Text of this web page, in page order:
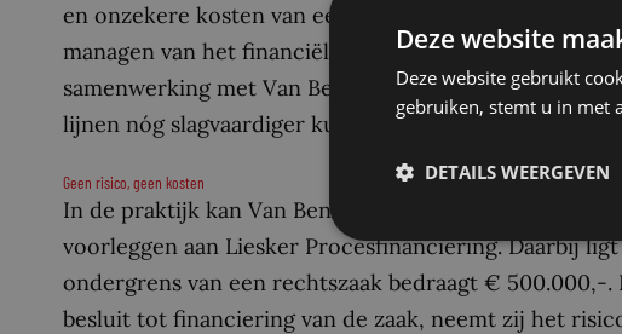
en onzekere kosten van een proces niet meer
managen van het financiële proces volledig uit handen
samenwerking met Van Benthem & Keulen geldt
lijnen nóg slagvaardiger kunnen handelen en de cliënt
Geen risico, geen kosten
In de praktijk kan Van Benthem & Keulen, indien
voorleggen aan Liesker Procesfinanciering. Daarbij
ondergrens van een rechtszaak bedraagt € 500.000,-
besluit tot financiering van de zaak, neemt zij het
Deze website
Deze website gebruikt
gebruiken, stemt u in met
DETAILS WEERGEVEN